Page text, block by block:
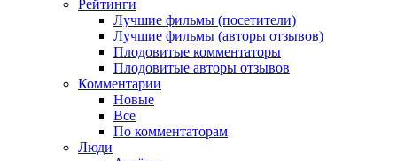
Рейтинги
Лучшие фильмы (посетители)
Лучшие фильмы (авторы отзывов)
Плодовитые комментаторы
Плодовитые авторы отзывов
Комментарии
Новые
Все
По комментаторам
Люди